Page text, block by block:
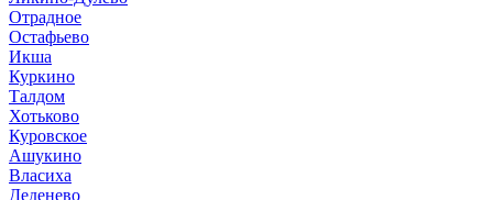
Отрадное
Остафьево
Икша
Куркино
Талдом
Хотьково
Куровское
Ашукино
Власиха
Деденево